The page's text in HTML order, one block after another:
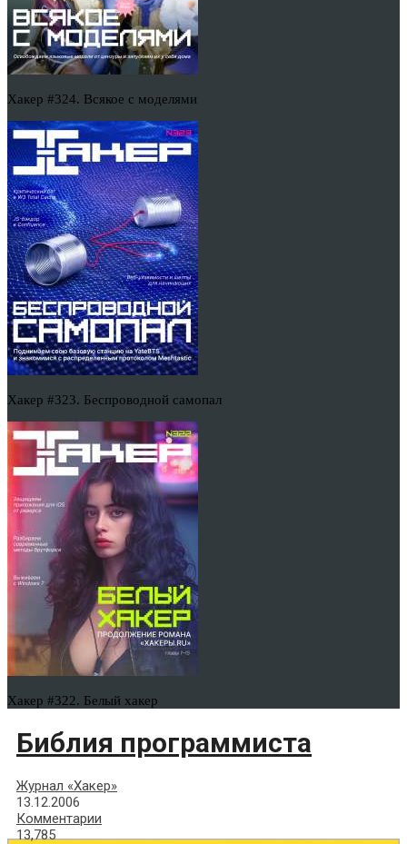
Хакер #324. Всякое с моделями
Хакер #323. Беспроводной самопал
Хакер #322. Белый хакер
Библия программиста
Журнал «Хакер»
13.12.2006
Комментарии
13,785